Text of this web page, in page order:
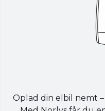
Oplad din elbil nemt